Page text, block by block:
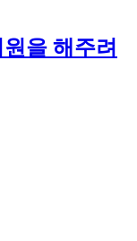
을 해주려